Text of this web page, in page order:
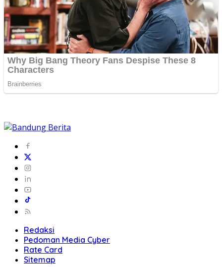
Redaksi
Pedoman Media Cyber
Rate Card
Sitemap